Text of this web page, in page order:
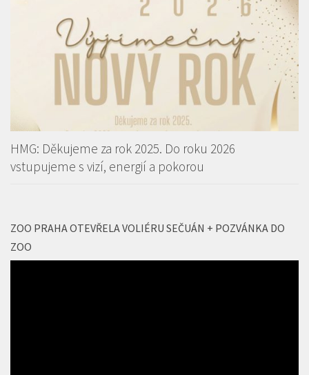
HMG: Děkujeme za rok 2025. Do roku 2026
vstupujeme s vizí, energií a pokorou
ZOO PRAHA OTEVŘELA VOLIÉRU SEČUÁN + POZVÁNKA DO
ZOO